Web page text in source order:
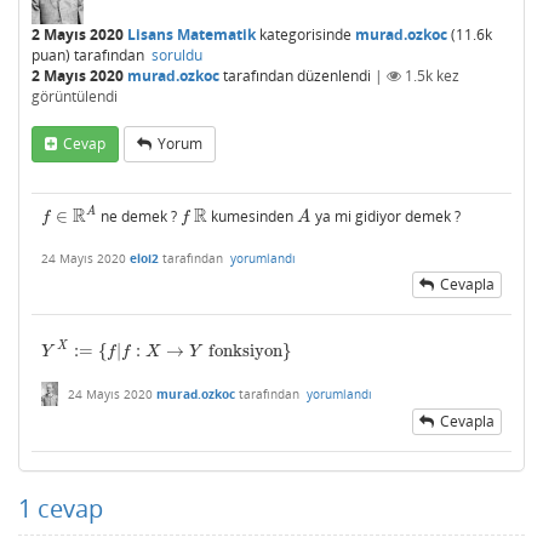
2 Mayıs 2020 Lisans Matematikkategorisinde murad.ozkoc(11.6k
puan) tarafından soruldu
2 Mayıs 2020 murad.ozkoctarafındandüzenlendi | 1.5k kez
görüntülendi
Cevap Yorum
f ∈ RA
f∈R A ne demek ? f
f R
R kumesindenA
A ya mi gidiyor demek ?
24 Mayıs 2020 eloi2 tarafından yorumlandı
Cevapla
Y X := { f f : X → Yfonksiyon}
Y X:={ f| f: X→ Yfonksiyon}
24 Mayıs 2020 murad.ozkoc tarafından yorumlandı
Cevapla
1 cevap